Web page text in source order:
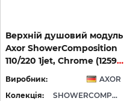
Верхній душовий модуль
Axor ShowerComposition
110/220 1jet, Chrome (12592000)
Виробник:
AXOR
Колекція:
SHOWERCOMPOSITION